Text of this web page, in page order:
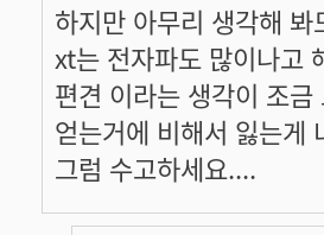
하지만 아무리 생각해 봐
xt는 전자파도 많이나고
편견 이라는 생각이 조
얻는거에 비해서 잃는게
그럼 수고하세요....